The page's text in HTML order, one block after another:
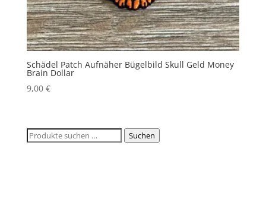
Schädel Patch Aufnäher Bügelbild Skull Geld Money
Brain Dollar
9,00 €
Suchen
Suchen